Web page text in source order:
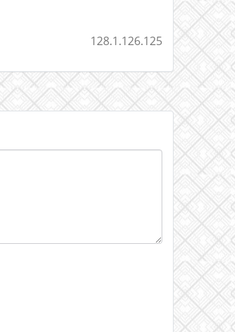
128.1.126.125